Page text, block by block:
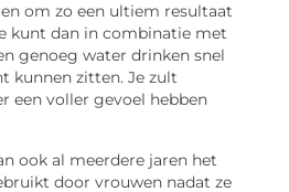
om zo een ultiem resultaat
kunt dan in combinatie met
genoeg water drinken snel
kunnen zitten. Je zult
een voller gevoel hebben
ook al meerdere jaren het
door vrouwen nadat ze